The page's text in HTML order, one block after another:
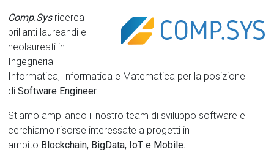
Comp.Sysricerca
brillanti laureandi e
neolaureati in
Ingegneria
Informatica, Informatica e Matematica per la posizione
diSoftware Engineer.
Stiamo ampliando il nostro team di sviluppo software e
cerchiamo risorse interessate a progetti in
ambito Blockchain, BigData, IoT e Mobile.